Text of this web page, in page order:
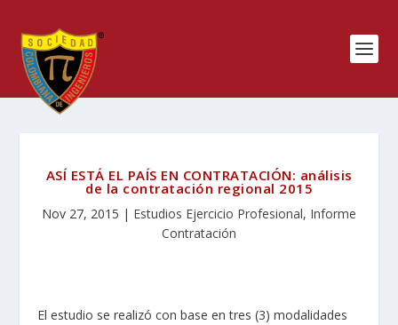
ASÍ ESTÁ EL PAÍS EN CONTRATACIÓN: análisis
de la contratación regional 2015
Nov 27, 2015 | Estudios Ejercicio Profesional, Informe
Contratación
El estudio se realizó con base en tres (3) modalidades